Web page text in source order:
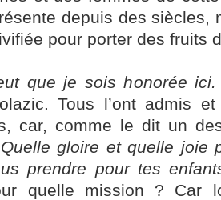
depuis des siècles,
pour porter des fruits
que je sois honorée
Tous l’ont admis
car, comme le dit un
gloire et quelle joie
prendre pour tes
quelle mission ? Car